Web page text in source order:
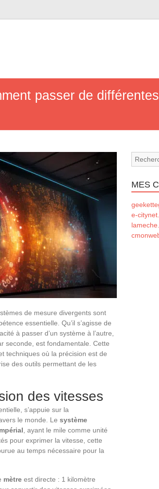
passer de
de mesure divergents sont
essentielle. Qu’il s’agisse de
à passer d’un système à l’autre,
seconde, est fondamentale. Cette
techniques où la précision est de
des outils permettant de les
des vitesses
s’appuie sur la
le monde. Le système
, ayant le mile comme unité
pour exprimer la vitesse, cette
au temps nécessaire pour la
mètre est directe : 1 kilomètre
MES
e-